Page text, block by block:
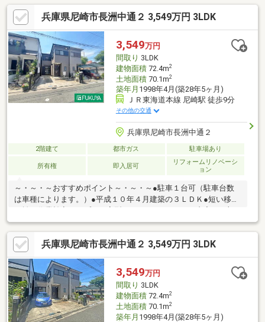
悩みもお気軽にご相談ください！金融機関のご紹介もお任せくだ
さい！その他の物件についてもキャンペーン中ですのでお気軽に
お問い合わせください！※当物件と同時に内覧も可能です！
兵庫県尼崎市長洲中通２ 3,549万円 3LDK
3,549万円
間取り 3LDK
建物面積72.4m2
土地面積70.1m2
築年月 1998年4月(築28年5ヶ月)
ＪＲ東海道本線 尼崎駅 徒歩9分
その他の交通
兵庫県尼崎市長洲中通２
2階建て 都市ガス 駐車場あり
所有権 即入居可
リフォームリノベーシ
ョン
～・～・～おすすめポイント～・～・～●駐車１台可（駐車台数
は車種によります。）●平成１０年４月建築の３ＬＤＫ●短い移動
抜粋）：キッチン・お風呂・トイレ・洗面台新品●各居室収納に
収納あり●あまがさきキューズモールまで徒歩１２分●宅内への雨
漏りや白蟻被害等、２年間の安心保証付き（規約等あり）■□■９
０店舗以上のFUKUYAネットワークでサポートいたします■□■家を
買うとき・売るときは福屋不動産販売尼崎店へ！お客様からのお
問い合わせをスタッフ一同お待ちしております！フリーダイヤ
ル：０１２０－２７－２９８１
兵庫県尼崎市長洲中通２ 3,549万円 3LDK
3,549万円
間取り 3LDK
建物面積72.4m2
土地面積70.1m2
築年月 1998年4月(築28年5ヶ月)